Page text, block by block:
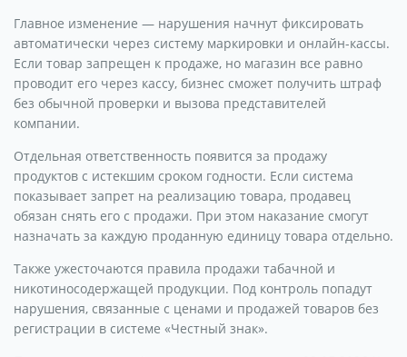
Главное изменение — нарушения начнут фиксировать
автоматически через систему маркировки и онлайн-кассы.
Если товар запрещен к продаже, но магазин все равно
проводит его через кассу, бизнес сможет получить штраф
без обычной проверки и вызова представителей
компании.
Отдельная ответственность появится за продажу
продуктов с истекшим сроком годности. Если система
показывает запрет на реализацию товара, продавец
обязан снять его с продажи. При этом наказание смогут
назначать за каждую проданную единицу товара отдельно.
Также ужесточаются правила продажи табачной и
никотиносодержащей продукции. Под контроль попадут
нарушения, связанные с ценами и продажей товаров без
регистрации в системе «Честный знак».